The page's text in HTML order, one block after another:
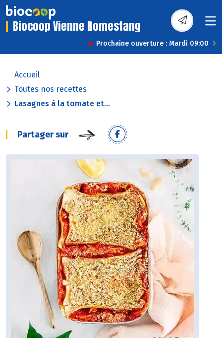
Biocoop Vienne Romestang
Prochaine ouverture : Mardi 09:00
Accueil
Toutes nos recettes
Lasagnes à la tomate et...
Partager sur